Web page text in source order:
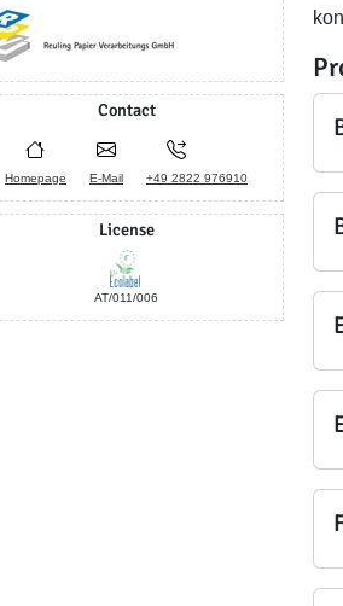
Contact
Homepage E-Mail +49 2822 976910
License
AT/011/006